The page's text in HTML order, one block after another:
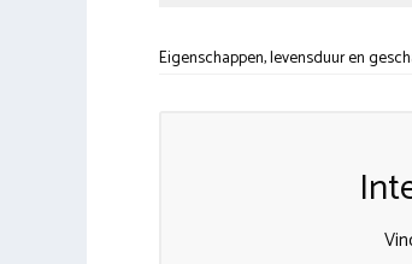
Eigenschappen, levensduur en